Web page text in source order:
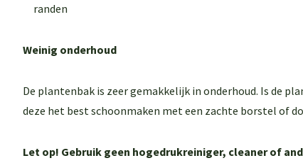
randen
Weinig onderhoud
De plantenbak is zeer gemakkelijk in onderhoud. Is de
deze het best schoonmaken met een zachte borstel of
Let op! Gebruik geen hogedrukreiniger, cleaner of